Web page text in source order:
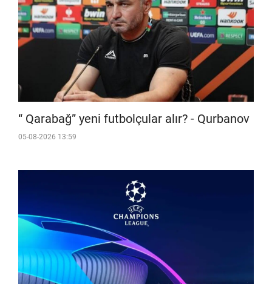
“ Qarabağ” yeni futbolçular alır? - Qurbanov
05-08-2026 13:59